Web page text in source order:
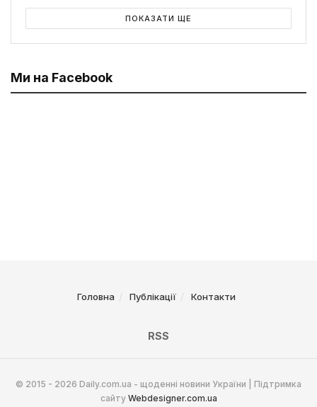
ПОКАЗАТИ ЩЕ
Ми на Facebook
Головна Публікації Контакти
RSS
© 2015 - 2026 Daily.com.ua - щоденні новини України | Підтримка
сайту Webdesigner.com.ua